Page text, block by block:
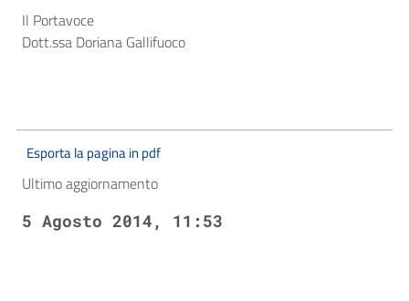
Il Portavoce
Dott.ssa Doriana Gallifuoco
Esporta la pagina in pdf
Ultimo aggiornamento
5 Agosto 2014, 11:53